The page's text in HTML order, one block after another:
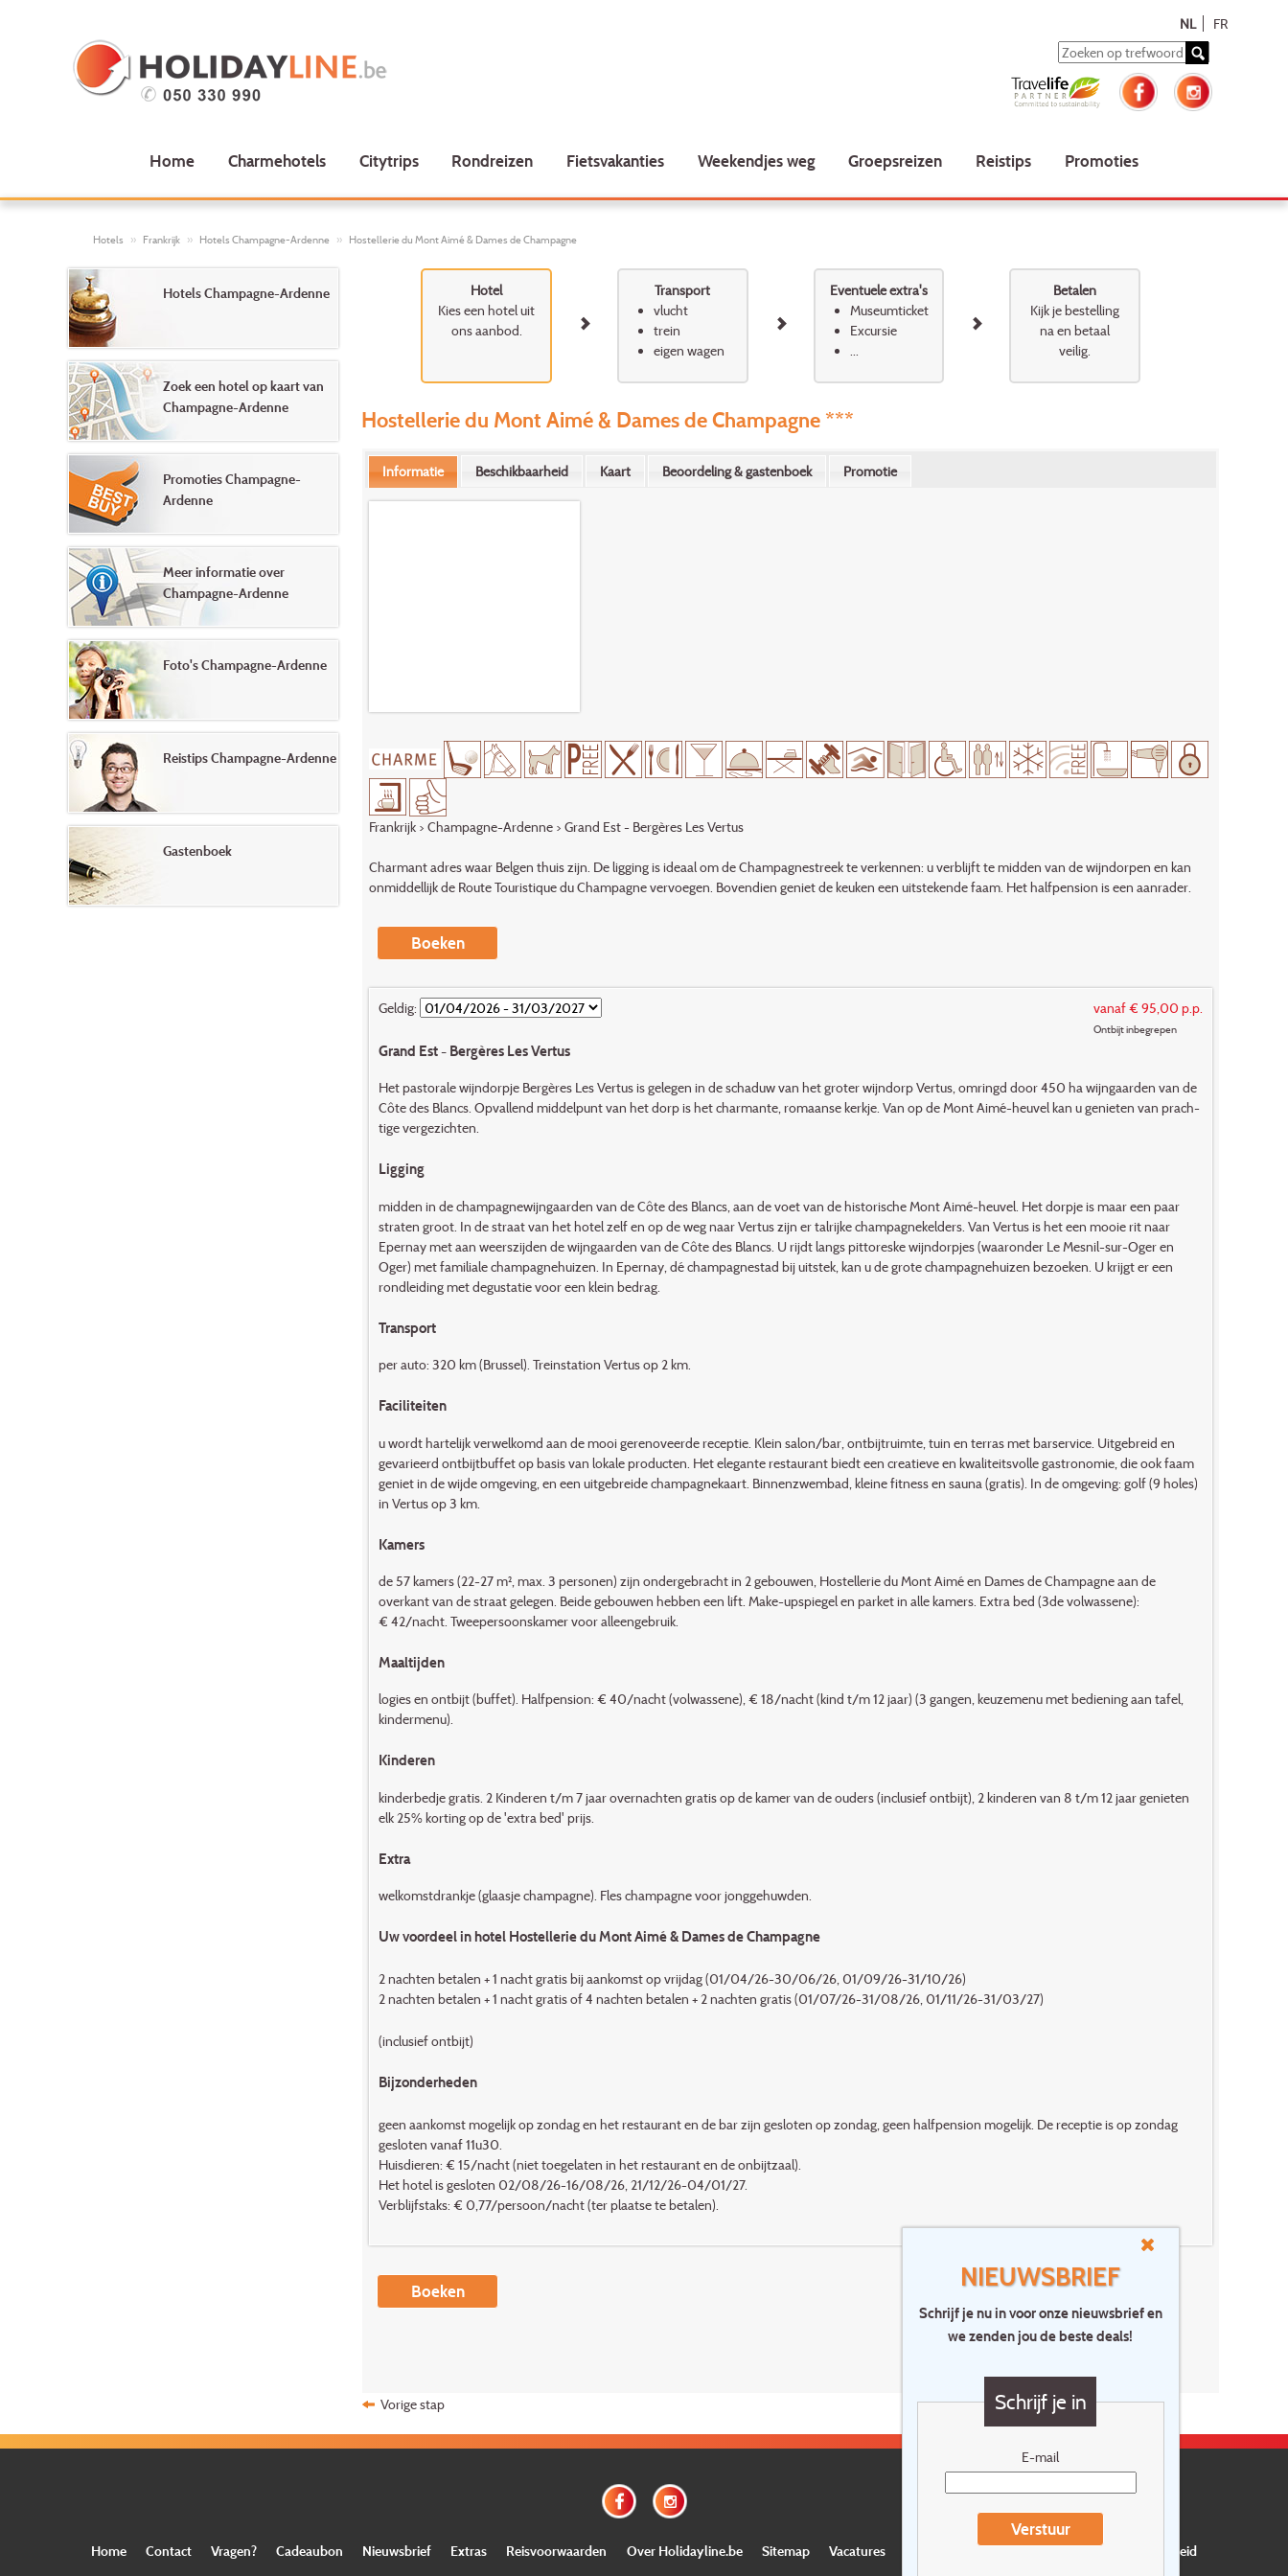
NIEUWSBRIEF
Schrijf je nu in voor onze nieuwsbrief en
we zenden jou de beste deals!
Schrijf je in
E-mail
Verstuur
NL FR
Home Charmehotels Citytrips Rondreizen Fietsvakanties Weekendjes weg Groepsreizen Reistips Promoties
Hotels Frankrijk Hotels Champagne-Ardenne Hostellerie du Mont Aimé & Dames de Champagne
Hotel
Kies een hotel uit
ons aanbod.
Transport
vlucht
trein
eigen wagen
Eventuele extra's
Museumticket
Excursie
Betalen
Kijk je bestelling
na en betaal
veilig.
Hostellerie du Mont Aimé & Dames de Champagne ***
Informatie Beschikbaarheid Kaart Beoordeling & gastenboek Promotie
Frankrijk> Champagne-Ardenne> Grand Est - Bergères Les Vertus
Charmant adres waar Belgen thuis zijn. De ligging is ideaal om de Champagnestreek te verkennen: u verblijft te midden van de wijndorpen en kan
onmiddellijk de Route Touristique du Champagne vervoegen. Bovendien geniet de keuken een uitstekende faam. Het halfpension is een aanrader.
Boeken
vanaf € 95,00 p.p.
Ontbijt inbegrepen
Geldig:
Grand Est - Bergères Les Vertus
Het pastorale wijn­dorpje Bergères Les Vertus is gelegen in de scha­duw van het groter wijn­dorp Vertus, om­­ringd door 450 ha wijn­gaarden van de
Côte des Blancs. Opvallend middelpunt van het dorp is het char­man­te, romaanse kerkje. Van op de Mont Aimé-heuvel kan u genieten van prach­
tige vergezichten.
Ligging
midden in de champagne­wijngaarden van de Côte des Blancs, aan de voet van de historische Mont Aimé-heuvel. Het dorpje is maar een paar
straten groot. In de straat van het hotel zelf en op de weg naar Vertus zijn er talrijke champagnekelders. Van Vertus is het een mooie rit naar
Epernay met aan weerszijden de wijngaarden van de Côte des Blancs. U rijdt langs pittoreske wijn­dorpjes (waaronder Le Mesnil-sur-Oger en
Oger) met familia­le champagnehuizen. In Epernay, dé champagnestad bij uitstek, kan u de grote champagne­huizen bezoeken. U krijgt er een
rondleiding met degustatie voor een klein bedrag.
Transport
per auto: 320 km (Brussel). Treinstation Vertus op 2 km.
Faciliteiten
u wordt hartelijk verwelkomd aan de mooi gerenoveerde receptie. Klein salon/bar, ontbijtruimte, tuin en terras met bar­service. Uitgebreid en
gevarieerd ontbijtbuffet op basis van lokale producten. Het elegante restaurant biedt een creatieve en kwaliteitsvolle gastronomie, die ook faam
geniet in de wijde omgeving, en een uitgebreide champagnekaart. Binnenzwembad, kleine fitness en sauna (gratis). In de omgeving: golf (9 holes)
in Vertus op 3 km.
Kamers
de 57 kamers (22-27 m², max. 3 personen) zijn ondergebracht in 2 gebouwen, Hostellerie du Mont Aimé en Dames de Champagne aan de
overkant van de straat gelegen. Beide gebouwen hebben een lift. Make-up­spiegel en parket in alle kamers. Extra bed (3de volwassene):
€ 42/nacht. Tweepersoonskamer voor alleengebruik.
Maaltijden
logies en ontbijt (buffet). Halfpension: € 40/nacht (volwassene), € 18/nacht (kind t/m 12 jaar) (3 gangen, keuzemenu met bediening aan tafel,
kindermenu).
Kinderen
kinderbedje gratis. 2 Kinderen t/m 7 jaar overnachten gratis op de kamer van de ouders (inclusief ontbijt), 2 kinderen van 8 t/m 12 jaar genieten
elk 25% korting op de 'extra bed' prijs.
Extra
welkomstdrankje (glaasje champagne). Fles champagne voor jong­gehuwden.
Uw voordeel in hotel Hostellerie du Mont Aimé & Dames de Champagne
2 nachten betalen + 1 nacht gratis bij aankomst op vrijdag (01/04/26-30/06/26, 01/09/26-31/10/26)
2 nachten betalen + 1 nacht gratis of 4 nachten betalen + 2 nachten gratis (01/07/26-31/08/26, 01/11/26-31/03/27)
(inclusief ontbijt)
Bijzonderheden
geen aankomst mogelijk op zondag en het restau­rant en de bar zijn gesloten op zondag, geen halfpension mogelijk. De receptie is op zondag
gesloten vanaf 11u30.
Huisdieren: € 15/nacht (niet toegelaten in het restaurant en de onbijtzaal).
Het hotel is gesloten 02/08/26-16/08/26, 21/12/26-04/01/27.
Verblijfstaks: € 0,77/persoon/nacht (ter plaatse te betalen).
Boeken
Vorige stap
Hotels Champagne-Ardenne
Zoek een hotel op kaart van
Champagne-Ardenne
Promoties Champagne-
Ardenne
Meer informatie over
Champagne-Ardenne
Foto's Champagne-Ardenne
Reistips Champagne-Ardenne
Gastenboek
Home Contact Vragen? Cadeaubon Nieuwsbrief Extras Reisvoorwaarden Over Holidayline.be Sitemap Vacatures Privacyverklaring Verzekering Duurzaamheid